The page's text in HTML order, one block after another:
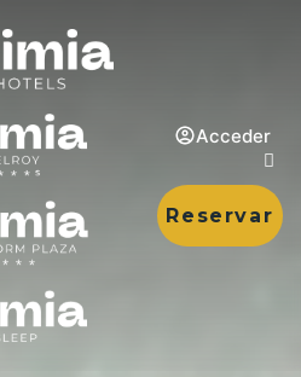
Acceder
Reservar